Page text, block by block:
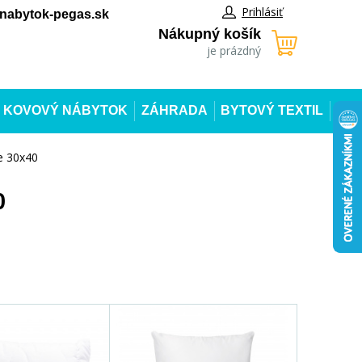
pegas.sk Prihlásiť
Nákupný košík
je prázdný
KOVOVÝ NÁBYTOK ZÁHRADA BYTOVÝ TEXTIL
30x40